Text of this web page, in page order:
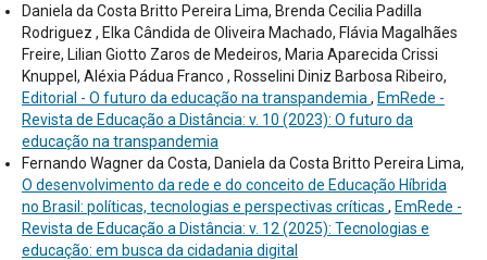
Daniela da Costa Britto Pereira Lima, Brenda Cecilia Padilla
Rodriguez , Elka Cândida de Oliveira Machado, Flávia Magalhães
Freire, Lilian Giotto Zaros de Medeiros, Maria Aparecida Crissi
Knuppel, Aléxia Pádua Franco , Rosselini Diniz Barbosa Ribeiro,
Editorial - O futuro da educação na transpandemia , EmRede -
Revista de Educação a Distância: v. 10 (2023): O futuro da
educação na transpandemia
Fernando Wagner da Costa, Daniela da Costa Britto Pereira Lima,
O desenvolvimento da rede e do conceito de Educação Híbrida
no Brasil: políticas, tecnologias e perspectivas críticas , EmRede -
Revista de Educação a Distância: v. 12 (2025): Tecnologias e
educação: em busca da cidadania digital